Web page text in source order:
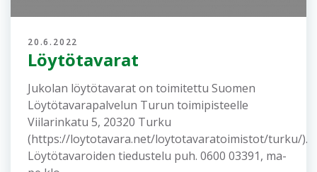
järjestäjille
Kiitämme kaikia talkoolaisia, katsojia ja etenkin
osallistujia onnistuneesta Lukkari-Jukolasta.
Pyydämme lähettämään kaikki palautteet
sähköpostitse osoitteeseen:
palaute.2022@jukola.com Terveisin Lukkari-
Jukolan järjestäjät